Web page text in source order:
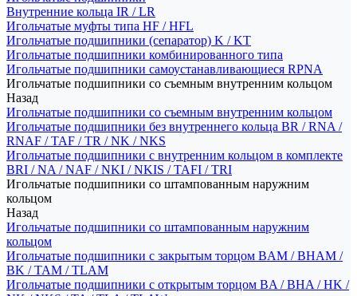
Внутренние кольца IR / LR
Игольчатые муфты типа HF / HFL
Игольчатые подшипники (сепаратор) K / KT
Игольчатые подшипники комбинированного типа
Игольчатые подшипники самоустанавливающиеся RPNA
Игольчатые подшипники со съемным внутренним кольцом
Назад
Игольчатые подшипники со съемным внутренним кольцом
Игольчатые подшипники без внутреннего кольца BR / RNA /
RNAF / TAF / TR / NK / NKS
Игольчатые подшипники с внутренним кольцом в комплекте
BRI / NA / NAF / NKI / NKIS / TAFI / TRI
Игольчатые подшипники со штампованным наружним
кольцом
Назад
Игольчатые подшипники со штампованным наружним
кольцом
Игольчатые подшипники с закрытым торцом BAM / BHAM /
BK / TAM / TLAM
Игольчатые подшипники с открытым торцом BA / BHA / HK /